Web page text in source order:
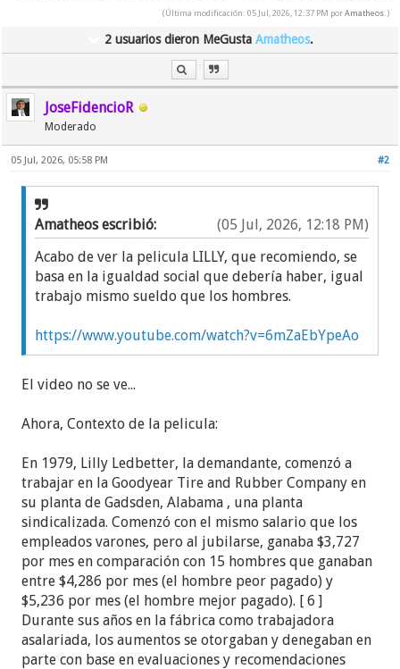
(Última modificación: 05 Jul, 2026, 12:37 PM porAmatheos.)
2 usuarios dieron MeGusta Amatheos.
JoseFidencioR
Moderado
#2
05 Jul, 2026, 05:58 PM
(05 Jul, 2026, 12:18 PM)
Amatheos escribió:
Acabo de ver la pelicula LILLY, que recomiendo, se
basa en la igualdad social que debería haber, igual
trabajo mismo sueldo que los hombres.
https://www.youtube.com/watch?v=6mZaEbYpeAo
El video no se ve...
Ahora, Contexto de la pelicula:
En 1979, Lilly Ledbetter, la demandante, comenzó a
trabajar en la Goodyear Tire and Rubber Company en
su planta de Gadsden, Alabama , una planta
sindicalizada. Comenzó con el mismo salario que los
empleados varones, pero al jubilarse, ganaba $3,727
por mes en comparación con 15 hombres que ganaban
entre $4,286 por mes (el hombre peor pagado) y
$5,236 por mes (el hombre mejor pagado). [ 6 ]
Durante sus años en la fábrica como trabajadora
asalariada, los aumentos se otorgaban y denegaban en
parte con base en evaluaciones y recomendaciones